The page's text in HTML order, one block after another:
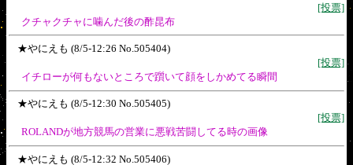
[投票]
クチャクチャに噛んだ後の酢昆布
★やにえも (8/5-12:26 No.505404)
[投票]
イチローが何もないところで躓いて顔をしかめてる瞬間
★やにえも (8/5-12:30 No.505405)
[投票]
ROLANDが地方競馬の営業に悪戦苦闘してる時の画像
★やにえも (8/5-12:32 No.505406)